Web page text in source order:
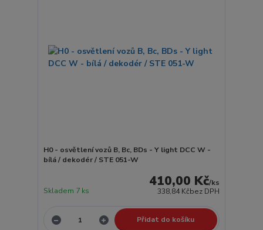
H0 - osvětlení vozů B, Bc, BDs - Y light DCC W -
bílá / dekodér / STE 051-W
410,00 Kč/ks
338,84 Kčbez DPH
Skladem 7 ks
Přidat do košíku